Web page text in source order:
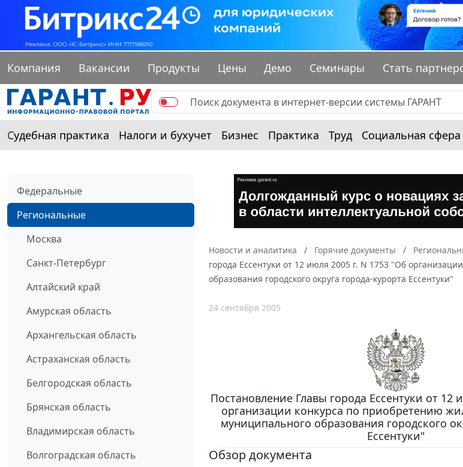
Компания Вакансии Продукты Цены Демо Семинары Стать
Судебная практика Налоги и бухучет Бизнес Практика Труд Социальная сфера
Федеральные
Региональные
Москва
Санкт-Петербург
Алтайский край
Амурская область
Архангельская область
Астраханская область
Белгородская область
Брянская область
Владимирская область
Волгоградская область
Новости и аналитика Горячие документы
города Ессентуки от 12 июля 2005 г. N 1753 "Об
образования городского округа города-курорта Ессентуки"
24 сентября 2005
Постановление Главы города Ессентуки от 12
организации конкурса по приобретению
муниципального образования городского
Ессентуки"
Обзор документа